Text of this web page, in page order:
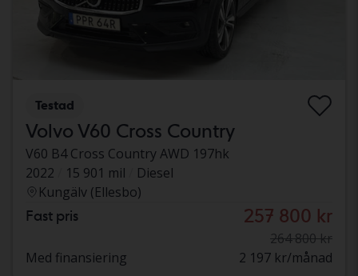
Testad
Volvo V60 Cross Country
V60 B4 Cross Country AWD 197hk
2022
15 901 mil
Diesel
Kungälv (Ellesbo)
Fast pris 257 800 kr
264 800 kr
Med finansiering
2 197 kr/månad